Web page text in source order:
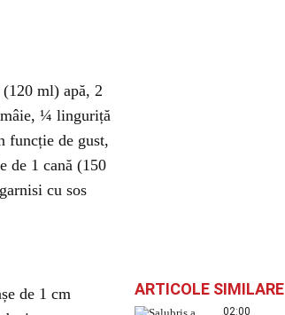
ml) apă, 2
¼ linguriță
funcție de gust,
de 1 cană (150
cu sos
de 1 cm
ARTICOLE SIMILARE
02:00